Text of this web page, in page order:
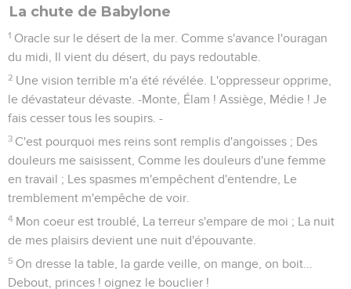
La chute de Babylone
1 Oracle sur le désert de la mer. Comme s'avance l'ouragan
du midi, Il vient du désert, du pays redoutable.
2 Une vision terrible m'a été révélée. L'oppresseur opprime,
le dévastateur dévaste. -Monte, Élam ! Assiège, Médie ! Je
fais cesser tous les soupirs. -
3 C'est pourquoi mes reins sont remplis d'angoisses ; Des
douleurs me saisissent, Comme les douleurs d'une femme
en travail ; Les spasmes m'empêchent d'entendre, Le
tremblement m'empêche de voir.
4 Mon coeur est troublé, La terreur s'empare de moi ; La nuit
de mes plaisirs devient une nuit d'épouvante.
5 On dresse la table, la garde veille, on mange, on boit...
Debout, princes ! oignez le bouclier !